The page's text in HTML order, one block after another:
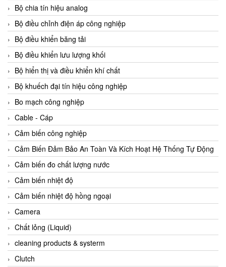
Adler Vietnam
Ados Vietnam
Advanced Energy Vietnam
Advantech Vietnam
Agate Vietnam
AGR International Vietnam
Aichi Tokei Denki Vietnam
Aii Vietnam
AIKOH
AINUO Vietnam
AIR MAJOR
Aira Euro Automation
Airtac Vietnam
Airtec Vietnam
AI-Tek Vietnam
Akerstroms Viet Nam
AKO Armaturen & Separationstechnik
Bộ chia tín hiệu analog
Bộ điều chỉnh điện áp công nghiệp
Bộ điều khiển băng tải
Bộ điều khiển lưu lượng khối
Bộ hiển thị và điều khiển khí chất
Bộ khuếch đại tín hiệu công nghiệp
Bo mạch công nghiệp
Cable - Cáp
Cảm biến công nghiệp
Cảm Biến Đảm Bảo An Toàn Và Kích Hoạt Hệ Thống Tự Động
Cảm biến đo chất lượng nước
Cảm biến nhiệt độ
Cảm biến nhiệt độ hồng ngoại
Camera
Chất lỏng (Liquid)
cleaning products & systerm
Clutch